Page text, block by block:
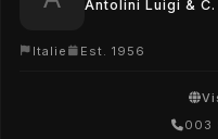
Antolini Luigi & C.
Italie Est. 1956
003